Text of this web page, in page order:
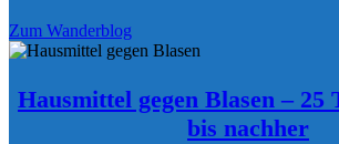
Zum Wanderblog
Hausmittel gegen Blasen –
bis nachher